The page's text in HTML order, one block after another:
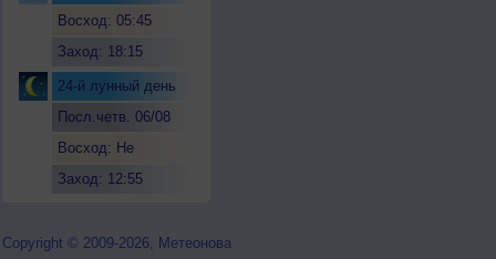
Восход: 05:45
Заход: 18:15
24-й лунный день
Посл.четв. 06/08
Восход: Не
Заход: 12:55
Copyright © 2009-2026, Метеонова